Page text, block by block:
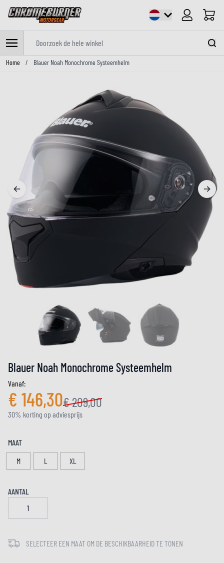
Cart
Ga naar de inhoud
Home / Blauer Noah Monochrome Systeemhelm
Blauer Noah Monochrome Systeemhelm
Vanaf:
€ 146,30€ 209,00
30% korting op adviesprijs
MAAT
M
L XL
AANTAL
SELECTEER EEN MAAT OM DE BESCHIKBAARHEID TE TONEN